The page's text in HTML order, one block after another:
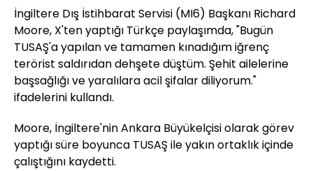
İngiltere Dış İstihbarat Servisi (MI6) Başkanı Richard
Moore, X'ten yaptığı Türkçe paylaşımda, "Bugün
TUSAŞ'a yapılan ve tamamen kınadığım iğrenç
terörist saldırıdan dehşete düştüm. Şehit ailelerine
başsağlığı ve yaralılara acil şifalar diliyorum."
ifadelerini kullandı.
Moore, İngiltere'nin Ankara Büyükelçisi olarak görev
yaptığı süre boyunca TUSAŞ ile yakın ortaklık içinde
çalıştığını kaydetti.